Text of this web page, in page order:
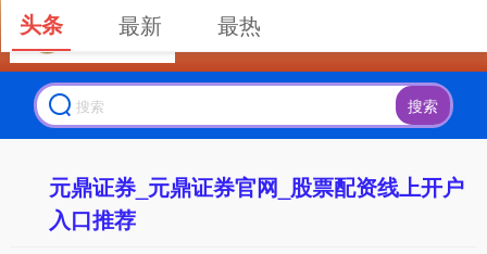
搜索
元鼎证券_元鼎证券官网_股票配资线上开户
入口推荐
头条 最新 最热